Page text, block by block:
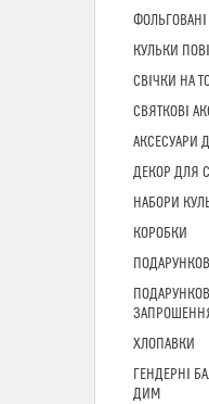
КУЛЬКИ
СВІЧКИ НА
СВЯТКОВІ
АКСЕСУАРИ
ДЕКОР ДЛЯ
НАБОРИ
КОРОБКИ
ХЛОПАВКИ
ГЕНДЕРНІ
ДИМ